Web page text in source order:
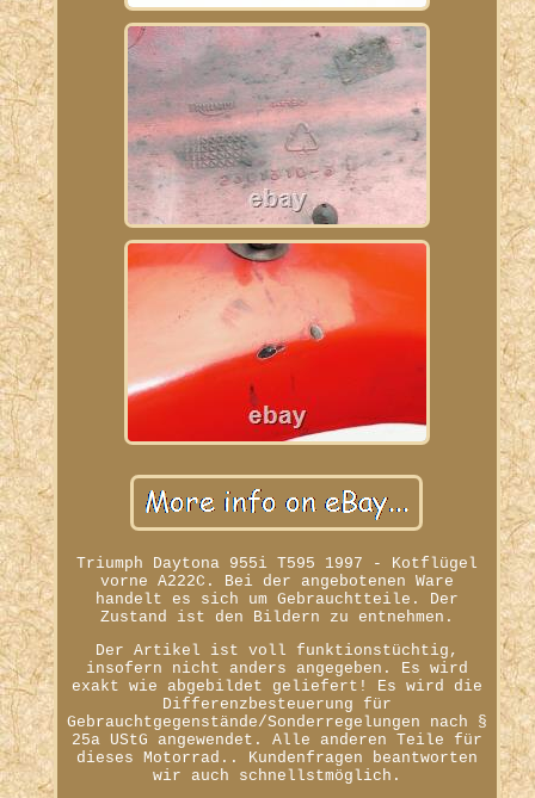
Triumph Daytona 955i T595 1997 - Kotflügel
vorne A222C. Bei der angebotenen Ware
handelt es sich um Gebrauchtteile. Der
Zustand ist den Bildern zu entnehmen.
Der Artikel ist voll funktionstüchtig,
insofern nicht anders angegeben. Es wird
exakt wie abgebildet geliefert! Es wird die
Differenzbesteuerung für
Gebrauchtgegenstände/Sonderregelungen nach §
25a UStG angewendet. Alle anderen Teile für
dieses Motorrad.. Kundenfragen beantworten
wir auch schnellstmöglich.